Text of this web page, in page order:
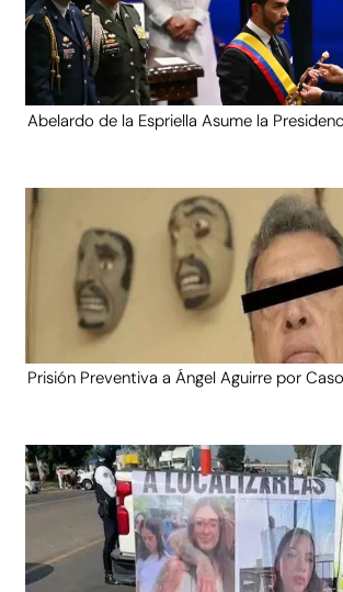
Abelardo de la Espriella Asume la
Prisión Preventiva a Ángel Aguirre por